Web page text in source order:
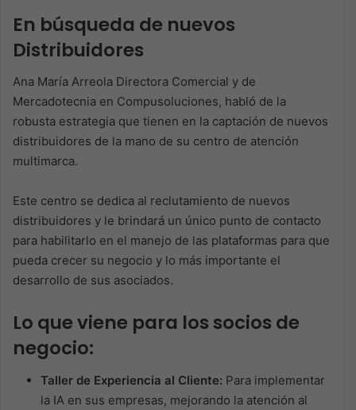
En búsqueda de nuevos
Distribuidores
Ana María Arreola Directora Comercial y de
Mercadotecnia en Compusoluciones, habló de la
robusta estrategia que tienen en la captación de nuevos
distribuidores de la mano de su centro de atención
multimarca.
Este centro se dedica al reclutamiento de nuevos
distribuidores y le brindará un único punto de contacto
para habilitarlo en el manejo de las plataformas para que
pueda crecer su negocio y lo más importante el
desarrollo de sus asociados.
Lo que viene para los socios de
negocio:
Taller de Experiencia al Cliente: Para implementar
la IA en sus empresas, mejorando la atención al